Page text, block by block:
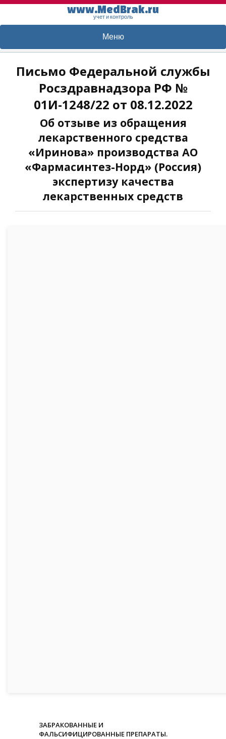
www.MedBrak.ru
учет и контроль
Меню
Письмо Федеральной службы
Росздравнадзора РФ №
01И-1248/22 от 08.12.2022
Об отзыве из обращения
лекарственного средства
«Иринова» производства АО
«Фармасинтез-Норд» (Россия)
экспертизу качества
лекарственных средств
ЗАБРАКОВАННЫЕ И
ФАЛЬСИФИЦИРОВАННЫЕ ПРЕПАРАТЫ.